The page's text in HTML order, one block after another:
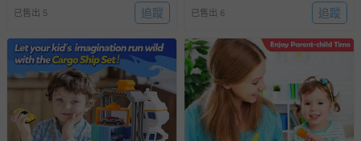
已售出 5 追蹤 已售出 6 追蹤